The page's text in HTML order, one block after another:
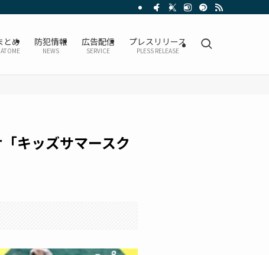
とめ 防犯情報
NEWS
広告配信
SERVICE
プレスリリース
PLESS RELEASE
キッズサマースク